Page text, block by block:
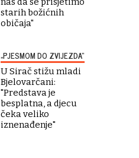
starih božićnih
običaja"
„PJESMOM DO ZVIJEZDA“
U Sirač stižu mladi
Bjelovarčani:
"Predstava je
besplatna, a djecu
čeka veliko
iznenađenje"